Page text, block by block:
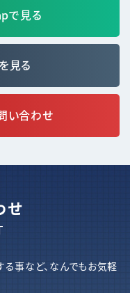
で見る
見る
い合わせ
せ
事など、なんでもお気軽